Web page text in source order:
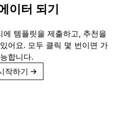
이터 되기
템플릿을 제출하고, 추천을
어요. 모두 클릭 몇 번이면 가
능합니다.
작하기 →